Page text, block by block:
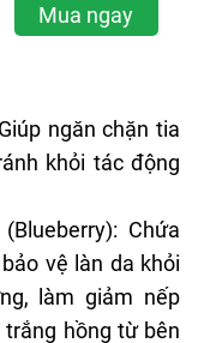
Mua ngay
ngăn chặn tia
khỏi tác động
Chứa
vệ làn da khỏi
làm giảm nếp
trắng hồng từ bên